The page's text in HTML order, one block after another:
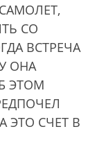
СО
ВСТРЕЧА
ОНА
ЭТОМ
ЭТО СЧЕТ В